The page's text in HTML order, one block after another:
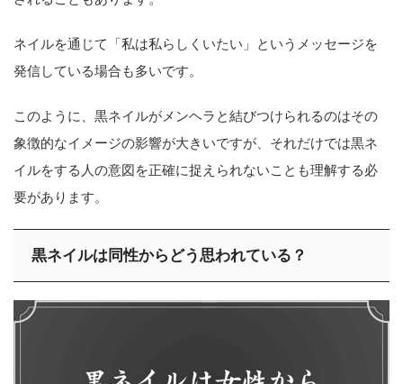
ネイルを通じて「私は私らしくいたい」というメッセージを
発信している場合も多いです。
このように、黒ネイルがメンヘラと結びつけられるのはその
象徴的なイメージの影響が大きいですが、それだけでは黒ネ
イルをする人の意図を正確に捉えられないことも理解する必
要があります。
黒ネイルは同性からどう思われている？